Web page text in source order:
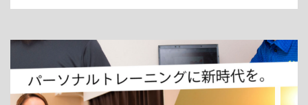
パーソナルトレーニング